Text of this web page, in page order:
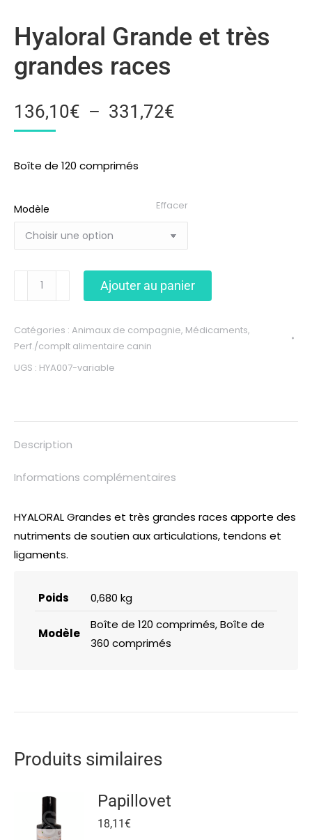
Hyaloral Grande et très
grandes races
136,10€ – 331,72€
Boîte de 120 comprimés
Modèle Effacer
Ajouter au panier
Catégories : Animaux de compagnie, Médicaments,
Perf./complt alimentaire canin
UGS : HYA007-variable
Description
Informations complémentaires
HYALORAL Grandes et très grandes races apporte des
nutriments de soutien aux articulations, tendons et
ligaments.
Poids 0,680 kg
Modèle
Boîte de 120 comprimés, Boîte de
360 comprimés
Produits similaires
Papillovet
18,11€